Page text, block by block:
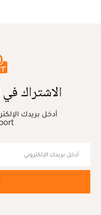
الاشتراك في
أدخل بريدك